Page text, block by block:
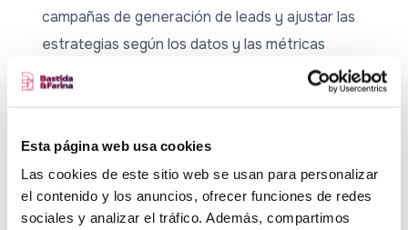
Esta página web usa cookies
Las cookies de este sitio web se usan para personalizar
el contenido y los anuncios, ofrecer funciones de redes
sociales y analizar el tráfico. Además, compartimos
campañas de generación de leads y ajustar las
estrategias según los datos y las métricas
obtenidas.
mayor retorno de la inversión para una empresa. Al
centrarse en la calidad de los leads, la segmentación del